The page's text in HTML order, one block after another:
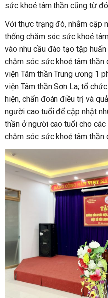
sức khoẻ tâm thần cũng từ
Với thực trạng đó, nhằm cập
thống chăm sóc sức khoẻ
vào nhu cầu đào tạo tập
chăm sóc sức khoẻ tâm thần
viện Tâm thần Trung ương 1
viện Tâm thần Sơn La; tổ
hiện, chẩn đoán điều trị và
người cao tuổi để cập nhật
thần ở người cao tuổi cho
chăm sóc sức khoẻ tâm thần